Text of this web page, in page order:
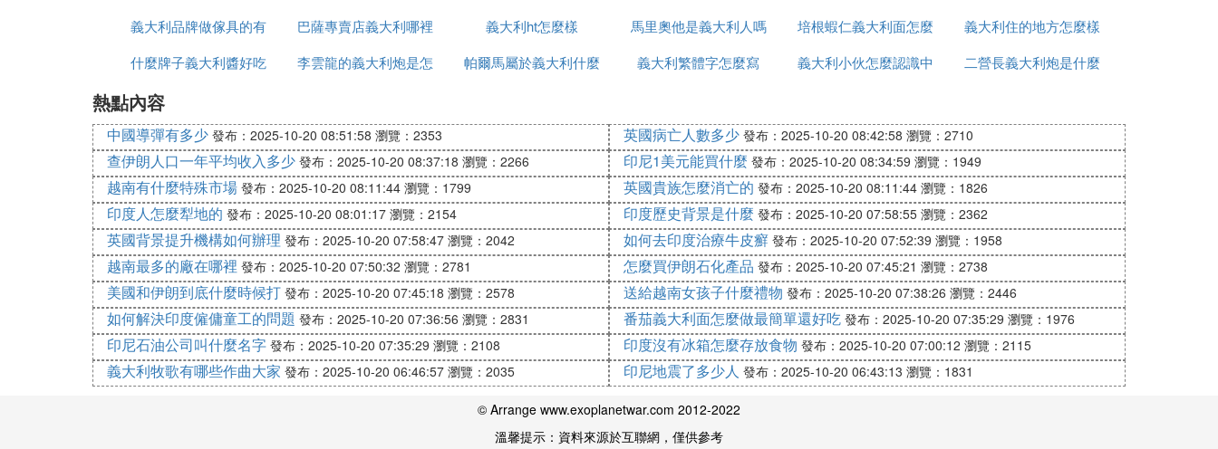
而沸水下鍋除了增加等待時間，還會使意麵更難煮軟。因為外層澱粉糊化後，水分難以進入意麵內部，留下白色的硬芯。若要煮透，那麼冷水下
鍋會更快。
煮麵水的作用是什麼
乳化醬汁。濃稠的煮麵水中充滿澱粉，它的成分與作用和勾芡的芡汁相同。經煮麵水乳化的醬汁，爽口順滑，也更容易沾附在義大利面上，讓料
理更加美味。
❷ 義大利面很難煮透，可以提前一晚先用冷水浸泡嗎這樣會不會影響口感
建議不要提前用冷水浸泡，這樣會使面失去原有的勁道，口感不佳。
苗出售嗎
口罩這什麼操作
家的
寫
義大利品牌做傢具的有
哪些品牌
巴薩專賣店義大利哪裡
有
義大利ht怎麼樣
馬里奧他是義大利人嗎
法語怎麼說
培根蝦仁義大利面怎麼
做
義大利住的地方怎麼樣
什麼牌子義大利醬好吃
李雲龍的義大利炮是怎
帕爾馬屬於義大利什麼
義大利繁體字怎麼寫
義大利小伙怎麼認識中
二營長義大利炮是什麼
熱點內容
中國導彈有多少 發布：2025-10-20 08:51:58 瀏覽：2353 英國病亡人數多少 發布：2025-10-20 08:42:58 瀏覽：2710
查伊朗人口一年平均收入多少 發布：2025-10-20 08:37:18 瀏覽：2266 印尼1美元能買什麼 發布：2025-10-20 08:34:59 瀏覽：1949
越南有什麼特殊市場 發布：2025-10-20 08:11:44 瀏覽：1799 英國貴族怎麼消亡的 發布：2025-10-20 08:11:44 瀏覽：1826
印度人怎麼犁地的 發布：2025-10-20 08:01:17 瀏覽：2154 印度歷史背景是什麼 發布：2025-10-20 07:58:55 瀏覽：2362
英國背景提升機構如何辦理 發布：2025-10-20 07:58:47 瀏覽：2042 如何去印度治療牛皮癬 發布：2025-10-20 07:52:39 瀏覽：1958
越南最多的廠在哪裡 發布：2025-10-20 07:50:32 瀏覽：2781 怎麼買伊朗石化產品 發布：2025-10-20 07:45:21 瀏覽：2738
美國和伊朗到底什麼時候打 發布：2025-10-20 07:45:18 瀏覽：2578 送給越南女孩子什麼禮物 發布：2025-10-20 07:38:26 瀏覽：2446
如何解決印度僱傭童工的問題 發布：2025-10-20 07:36:56 瀏覽：2831 番茄義大利面怎麼做最簡單還好吃 發布：2025-10-20 07:35:29 瀏覽：1976
印尼石油公司叫什麼名字 發布：2025-10-20 07:35:29 瀏覽：2108 印度沒有冰箱怎麼存放食物 發布：2025-10-20 07:00:12 瀏覽：2115
義大利牧歌有哪些作曲大家 發布：2025-10-20 06:46:57 瀏覽：2035 印尼地震了多少人 發布：2025-10-20 06:43:13 瀏覽：1831
© Arrange www.exoplanetwar.com 2012-2022
溫馨提示：資料來源於互聯網，僅供參考